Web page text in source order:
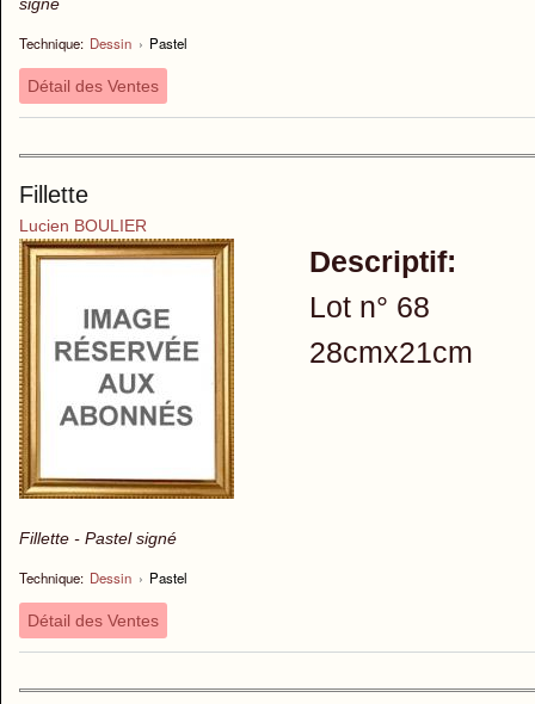
signé
Technique: Dessin › Pastel
Détail des Ventes
Fillette
Lucien BOULIER
Fillette - Pastel signé
Technique: Dessin › Pastel
Descriptif:
Lot n° 68
28cmx21cm
Détail des Ventes